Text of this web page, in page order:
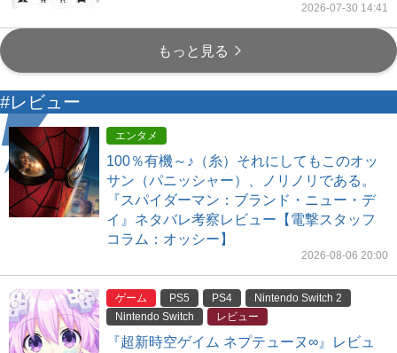
2026-07-30 14:41
もっと見る
#レビュー
エンタメ
100％有機～♪（糸）それにしてもこのオッ
サン（パニッシャー）、ノリノリである。
『スパイダーマン：ブランド・ニュー・デ
イ』ネタバレ考察レビュー【電撃スタッフ
コラム：オッシー】
2026-08-06 20:00
ゲーム PS5 PS4
Nintendo Switch 2
Nintendo Switch
レビュー
『超新時空ゲイム ネプテューヌ∞』レビュ